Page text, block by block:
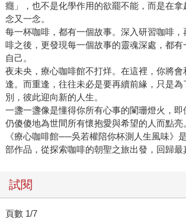
癮」，也不是化學作用的欲罷不能，而是在拿
念又一念。
每一杯咖啡，都有一個故事。深入研習咖啡，
啡之後，更發現每一個故事的靈魂深處，都有
自己。
夜未央，療心咖啡館不打烊。在這裡，你將會
逢。而重逢，往往未必是要再續前緣，只是為
別，彼此迎向新的人生。
一盞一盞像是懂得你所有心事的闌珊燈火，即
仍傻傻地為世間所有懷抱愛與希望的人而點亮
《療心咖啡館──吳若權陪你杯測人生風味》
部作品，從探索咖啡的朝聖之旅出發，回歸最
試閱
頁數 1/7